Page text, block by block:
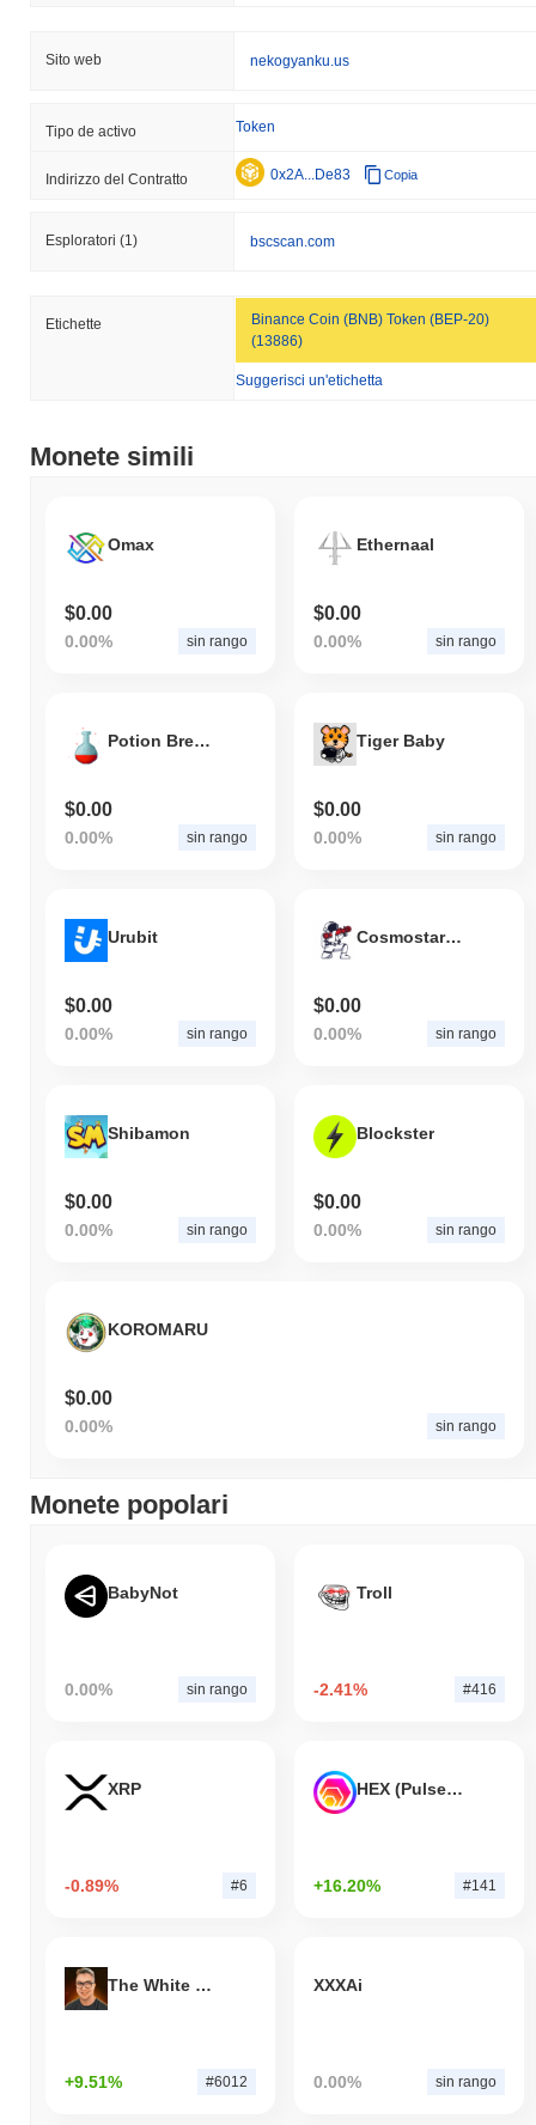
Sito web nekogyanku.us
Tipo de activo Token
Indirizzo del Contratto 0x2A...De83 Copia
Esploratori (1) bscscan.com
Etichette
Binance Coin (BNB) Token (BEP-20)
(13886)
Suggerisci un'etichetta
Monete simili
Omax
$0.00
0.00% sin rango
Ethernaal
$0.00
0.00% sin rango
Potion Brew Finance
$0.00
0.00% sin rango
Tiger Baby
$0.00
0.00% sin rango
Urubit
$0.00
0.00% sin rango
Cosmostarter
$0.00
0.00% sin rango
Shibamon
$0.00
0.00% sin rango
Blockster
$0.00
0.00% sin rango
KOROMARU
$0.00
0.00% sin rango
Monete popolari
BabyNot
0.00% sin rango
Troll
-2.41% #416
XRP
-0.89% #6
HEX (Pulsechain)
+16.20% #141
The White Bull
+9.51% #6012
XXXAi
0.00% sin rango